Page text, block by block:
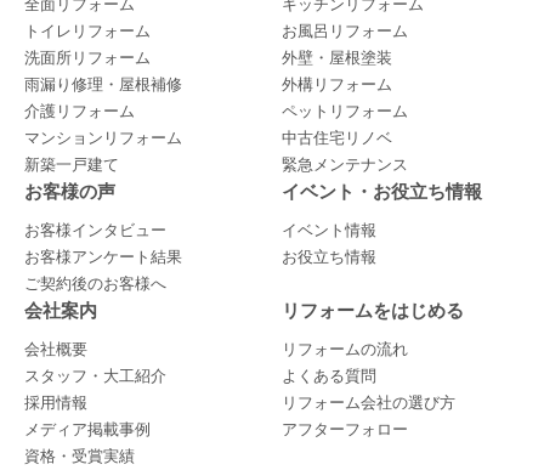
全面リフォーム
キッチンリフォーム
トイレリフォーム
お風呂リフォーム
洗面所リフォーム
外壁・屋根塗装
雨漏り修理・屋根補修
外構リフォーム
介護リフォーム
ペットリフォーム
マンションリフォーム
中古住宅リノベ
新築一戸建て
緊急メンテナンス
お客様の声
お客様インタビュー
お客様アンケート結果
ご契約後のお客様へ
イベント・お役立ち情報
イベント情報
お役立ち情報
会社案内
会社概要
スタッフ・大工紹介
採用情報
メディア掲載事例
資格・受賞実績
リフォームをはじめる
リフォームの流れ
よくある質問
リフォーム会社の選び方
アフターフォロー